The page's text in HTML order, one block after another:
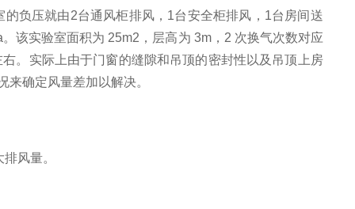
的负压就由2台通风柜排风， 1台安全柜排风， 1台房间送
。该实验室面积为 25m2 ，层高为 3m， 2 次换气次数对应
右。实际上由于门窗的缝隙和吊顶的密封性以及吊顶上房
来确定风量差加以解决。
风量。